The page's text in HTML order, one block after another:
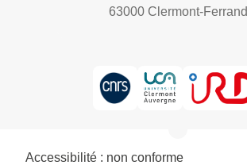
63000 Clermont-Ferrand
Accessibilité : non conforme